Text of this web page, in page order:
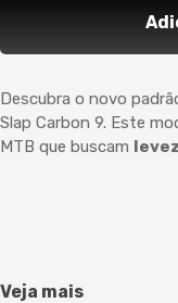
Descubra o novo
Slap Carbon 9. Este
MTB que buscam
Veja mais